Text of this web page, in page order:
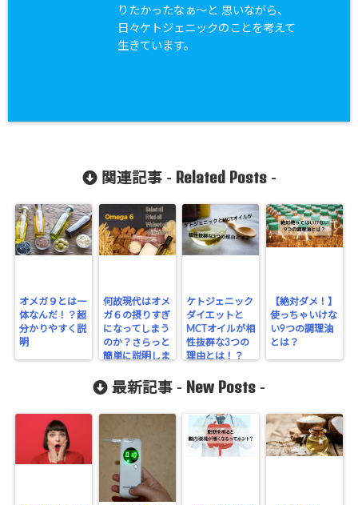
りたかったなぁ〜と 思いながら、
日々ケトジェニックのことを考えて
生きています。
関連記事 - Related Posts-
オメガ９とは一
体なんだ！？超
分かりやすく説
明
何故現代はオメ
ガ６の摂りすぎ
になってしまう
のか？さらっと
簡単に説明しま
ケトジェニック
ダイエットと
MCTオイルが相
性抜群な3つの
理由とは！？
【絶対ダメ！】
使っちゃいけな
い9つの調理油
とは？
最新記事 - New Posts -